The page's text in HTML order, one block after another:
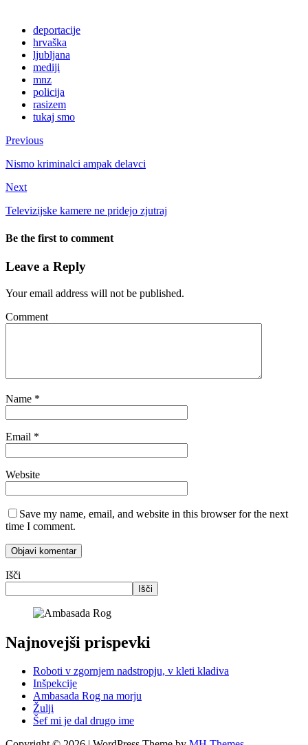
deportacije
hrvaška
ljubljana
mediji
mnz
policija
rasizem
tukaj smo
Previous
Nismo kriminalci ampak delavci
Next
Televizijske kamere ne pridejo zjutraj
Be the first to comment
Leave a Reply
Your email address will not be published.
Comment
Name *
Email *
Website
Save my name, email, and website in this browser for the next
time I comment.
Išči
Išči
Najnovejši prispevki
Roboti v zgornjem nadstropju, v kleti kladiva
Inšpekcije
Ambasada Rog na morju
Žulji
Šef mi je dal drugo ime